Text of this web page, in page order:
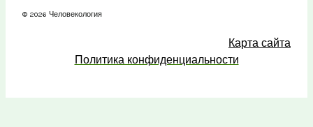
© 2026 Человекология
Карта сайта
Политика конфиденциальности